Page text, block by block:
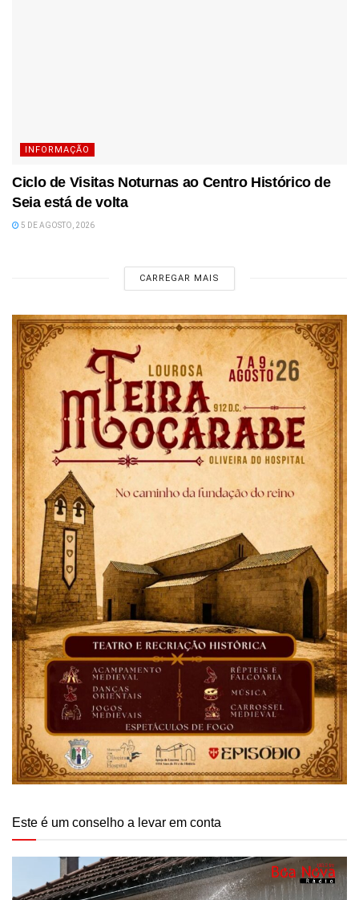
INFORMAÇÃO
Ciclo de Visitas Noturnas ao Centro Histórico de
Seia está de volta
5 DE AGOSTO, 2026
CARREGAR MAIS
Este é um conselho a levar em conta